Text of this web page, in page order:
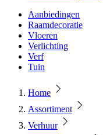
Aanbiedingen
Raamdecoratie
Vloeren
Verlichting
Verf
Tuin
Home
Assortiment
Verhuur